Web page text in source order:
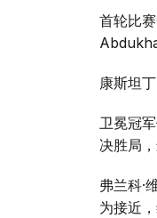
首轮比
康斯坦
卫冕冠
决胜局，
弗兰科·
为接近